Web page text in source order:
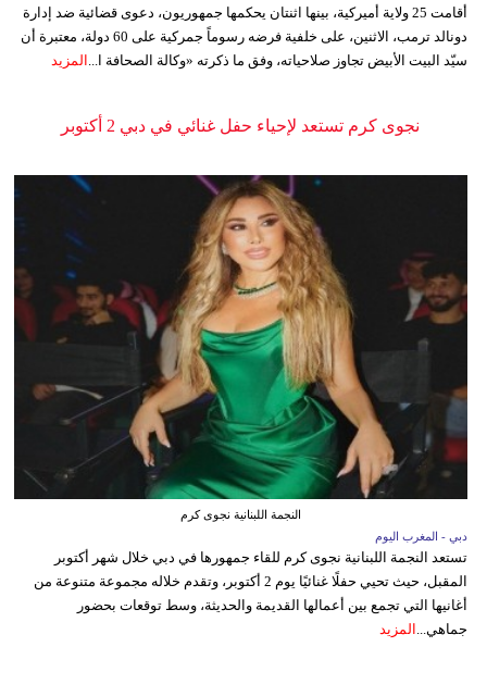
أقامت 25 ولاية أميركية، بينها اثنتان يحكمها جمهوريون، دعوى قضائية ضد إدارة
دونالد ترمب، الاثنين، على خلفية فرضه رسوماً جمركية على 60 دولة، معتبرة أن
سيّد البيت الأبيض تجاوز صلاحياته، وفق ما ذكرته «وكالة الصحافة ا... المزيد
نجوى كرم تستعد لإحياء حفل غنائي في دبي 2 أكتوبر
النجمة اللبنانية نجوى كرم
دبي - المغرب اليوم
تستعد النجمة اللبنانية نجوى كرم للقاء جمهورها في دبي خلال شهر أكتوبر
المقبل، حيث تحيي حفلًا غنائيًا يوم 2 أكتوبر، وتقدم خلاله مجموعة متنوعة من
أغانيها التي تجمع بين أعمالها القديمة والحديثة، وسط توقعات بحضور
جماهي... المزيد